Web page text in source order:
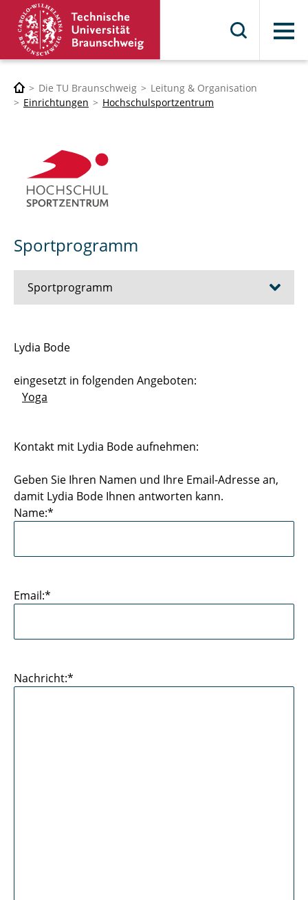
Menü
Die TU Braunschweig
Leitung & Organisation
Einrichtungen
Hochschulsportzentrum
Sportprogramm
Sportprogramm
Nutzungsordnungen
Feedback Sportangebot
Verletzt im HSP - und nun?
Versicherungen im Sport & Studium
Lydia Bode
eingesetzt in folgenden Angeboten:
Yoga
Kontakt mit Lydia Bode aufnehmen:
Geben Sie Ihren Namen und Ihre Email-Adresse an,
damit Lydia Bode Ihnen antworten kann.
Name:*
Email:*
Nachricht:*